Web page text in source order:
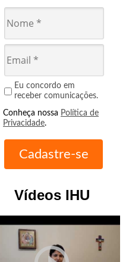
Eu concordo em
receber comunicações.
Conheça nossa Política de
Privacidade.
Vídeos IHU